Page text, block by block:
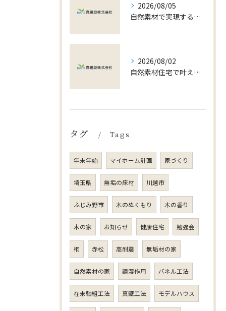
2026/08/05
自然素材で実現する高気密高断熱の健康住宅
2026/08/02
自然素材住宅で叶える平屋の快適な住み心地と予算内実現のポイント
タグ Tags
年末年始 マイホーム計画 家づくり
埼玉県 無垢の床材 川越市
ふじみ野市 木のぬくもり 木の香り
木の家 お知らせ 健康住宅 勉強会
桐 赤松 高耐震 無垢材の家
自然素材の家 調湿作用 パネル工法
在来軸組工法 真壁工法 モデルハウス